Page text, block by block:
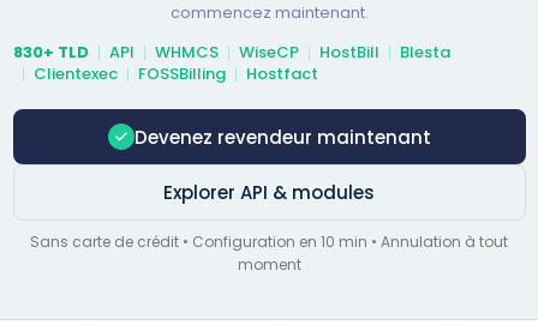
commencez maintenant.
830+ TLD
API WHMCS WiseCP HostBill
Blesta
Clientexec
FOSSBilling Hostfact
Devenez revendeur maintenant
Explorer API & modules
Sans carte de crédit • Configuration en 10 min • Annulation à tout
moment